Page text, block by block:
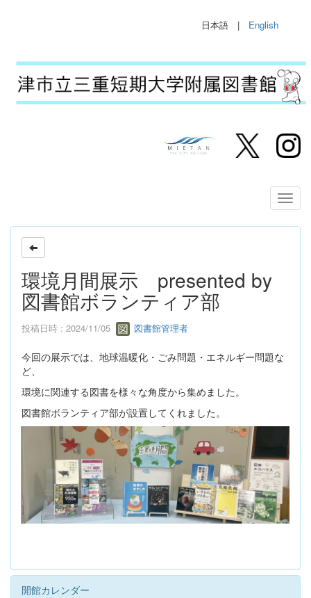
日本語 | English
環境月間展示 presented by
図書館ボランティア部
投稿日時 : 2024/11/05 図書館管理者
今回の展示では、地球温暖化・ごみ問題・エネルギー問題な
ど、
環境に関連する図書を様々な角度から集めました。
図書館ボランティア部が設置してくれました。
開館カレンダー